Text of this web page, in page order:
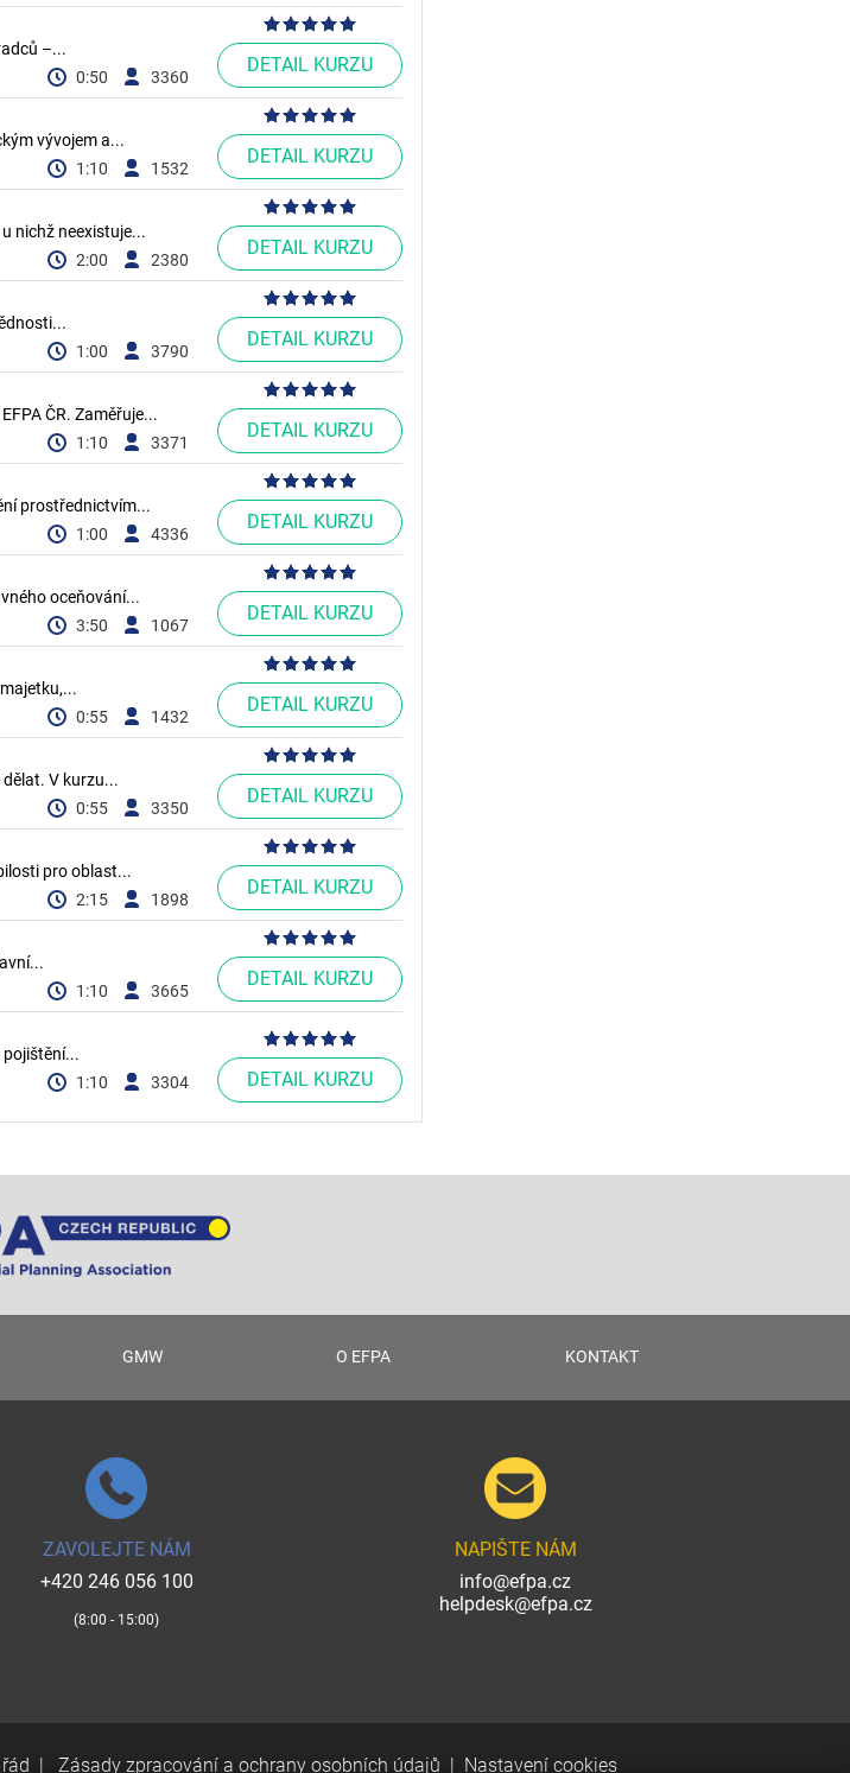
–...
0:50
3360
DETAIL KURZU
vývojem a...
1:10
1532
DETAIL KURZU
nichž neexistuje...
2:00
2380
DETAIL KURZU
1:00
3790
DETAIL KURZU
ČR. Zaměřuje...
1:10
3371
DETAIL KURZU
prostřednictvím...
1:00
4336
DETAIL KURZU
oceňování...
3:50
1067
DETAIL KURZU
0:55
1432
DETAIL KURZU
V kurzu...
0:55
3350
DETAIL KURZU
pro oblast...
2:15
1898
DETAIL KURZU
1:10
3665
DETAIL KURZU
1:10
3304 DETAIL KURZU
GMW O EFPA KONTAKT
ZAVOLEJTE NÁM
+420 246 056 100
(8:00 - 15:00)
NAPIŠTE NÁM
info@efpa.cz
helpdesk@efpa.cz
Zásady zpracování a ochrany osobních údajů Nastavení cookies